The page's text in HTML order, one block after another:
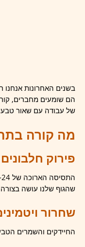
בשנים האחרונות אנחנו
של עבודה עם שאור
מה קורה
פירוק
שהגוף שלנו עושה
שחרור
החיידקים והשמרים